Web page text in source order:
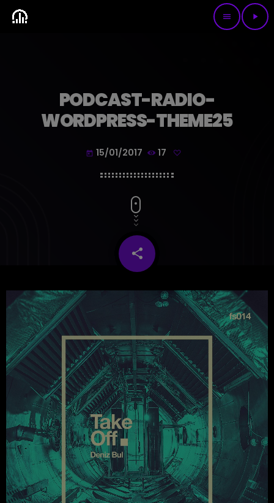
menu play_arrow
PODCAST-RADIO-
WORDPRESS-THEME25
today 15/01/2017 17
share
email